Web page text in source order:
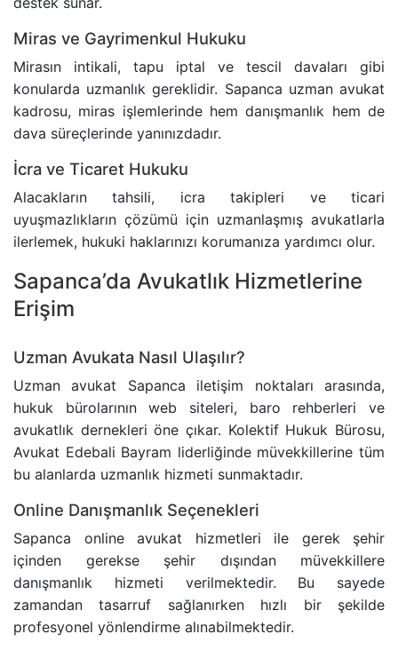
Miras ve Gayrimenkul Hukuku
Mirasın intikali, tapu iptal ve tescil davaları gibi
konularda uzmanlık gereklidir. Sapanca uzman avukat
kadrosu, miras işlemlerinde hem danışmanlık hem de
dava süreçlerinde yanınızdadır.
İcra ve Ticaret Hukuku
Alacakların tahsili, icra takipleri ve ticari
uyuşmazlıkların çözümü için uzmanlaşmış avukatlarla
ilerlemek, hukuki haklarınızı korumanıza yardımcı olur.
Sapanca’da Avukatlık Hizmetlerine
Erişim
Uzman Avukata Nasıl Ulaşılır?
Uzman avukat Sapanca iletişim noktaları arasında,
hukuk bürolarının web siteleri, baro rehberleri ve
avukatlık dernekleri öne çıkar. Kolektif Hukuk Bürosu,
Avukat Edebali Bayram liderliğinde müvekkillerine tüm
bu alanlarda uzmanlık hizmeti sunmaktadır.
Online Danışmanlık Seçenekleri
Sapanca online avukat hizmetleri ile gerek şehir
içinden gerekse şehir dışından müvekkillere
danışmanlık hizmeti verilmektedir. Bu sayede
zamandan tasarruf sağlanırken hızlı bir şekilde
profesyonel yönlendirme alınabilmektedir.